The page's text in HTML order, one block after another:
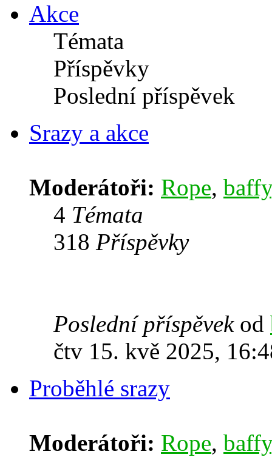
Akce
Témata
Příspěvky
Poslední příspěvek
Srazy a akce
Moderátoři: Rope, baffy
4 Témata
318 Příspěvky
Poslední příspěvekod
čtv 15. kvě 2025,
Proběhlé srazy
Moderátoři: Rope, baffy